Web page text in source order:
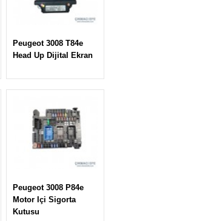
Peugeot 3008 T84e
Head Up Dijital Ekran
Peugeot 3008 P84e
Motor Içi Sigorta
Kutusu